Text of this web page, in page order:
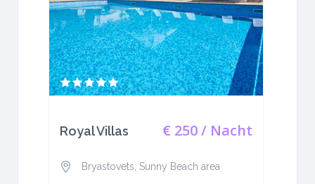
€ 250/ Nacht
Royal Villas
Bryastovets, Sunny Beach area